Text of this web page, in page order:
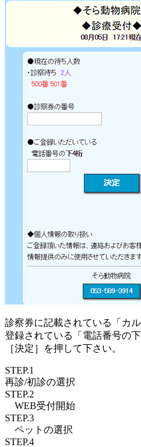
診察券に記載されている「カル
登録されている「電話番号の下
［決定］を押して下さい。
STEP.1
再診/初診の選択
STEP.2
WEB受付開始
STEP.3
ペットの選択
STEP.4